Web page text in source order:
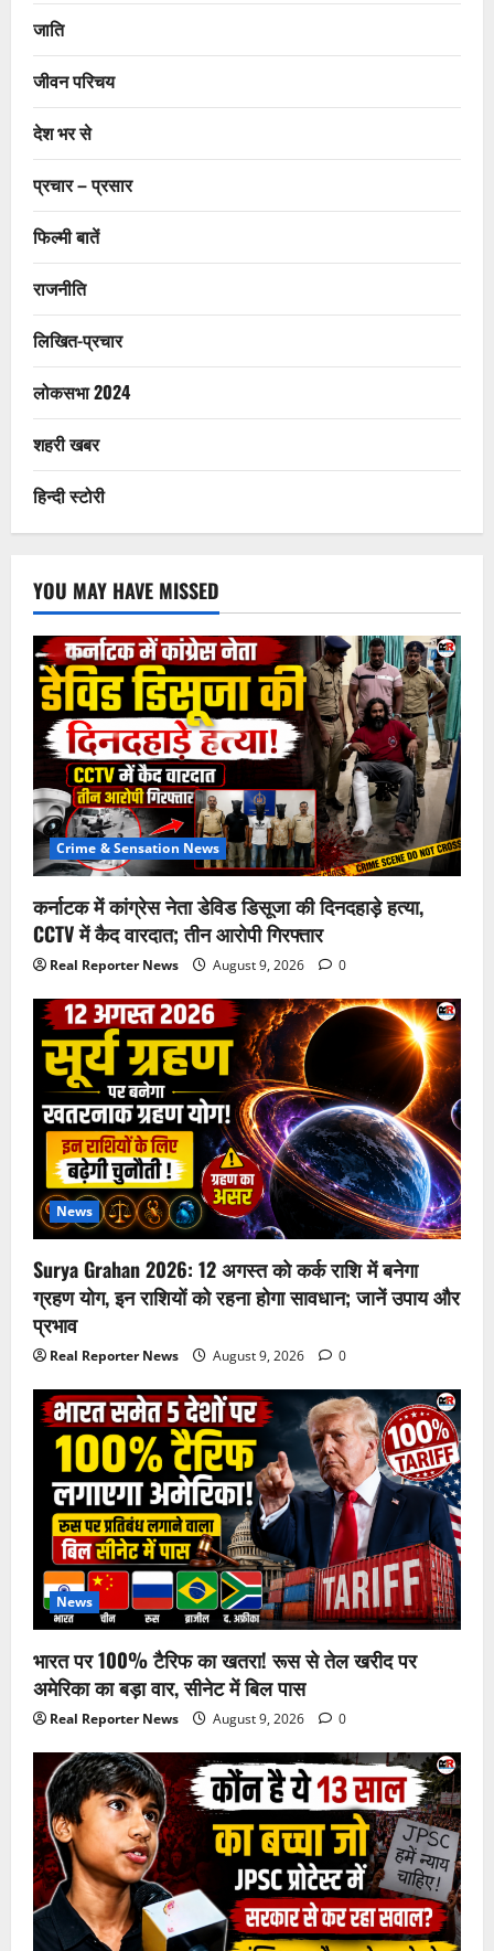
जाति
जीवन परिचय
देश भर से
प्रचार – प्रसार
फिल्मी बातें
राजनीति
लिखित-प्रचार
लोकसभा 2024
शहरी खबर
हिन्दी स्टोरी
YOU MAY HAVE MISSED
Crime & Sensation News
कर्नाटक में कांग्रेस नेता डेविड डिसूजा की दिनदहाड़े हत्या,
CCTV में कैद वारदात; तीन आरोपी गिरफ्तार
Real Reporter News August 9, 2026 0
News
Surya Grahan 2026: 12 अगस्त को कर्क राशि में बनेगा
ग्रहण योग, इन राशियों को रहना होगा सावधान; जानें उपाय और
प्रभाव
Real Reporter News August 9, 2026 0
News
भारत पर 100% टैरिफ का खतरा! रूस से तेल खरीद पर
अमेरिका का बड़ा वार, सीनेट में बिल पास
Real Reporter News August 9, 2026 0